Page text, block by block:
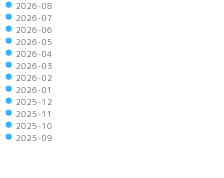
2026-08
2026-07
2026-06
2026-05
2026-04
2026-03
2026-02
2026-01
2025-12
2025-11
2025-10
2025-09